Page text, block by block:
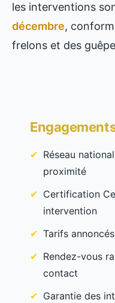
les interventions
décembre,
frelons et des
Engagements
Réseau
proximité
Certification
intervention
Tarifs
Rendez-vous
contact
Garantie des